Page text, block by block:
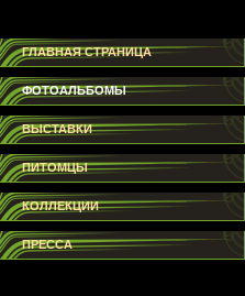
ГЛАВНАЯ СТРАНИЦА
ФОТОАЛЬБОМЫ
ВЫСТАВКИ
ПИТОМЦЫ
КОЛЛЕКЦИИ
ПРЕССА